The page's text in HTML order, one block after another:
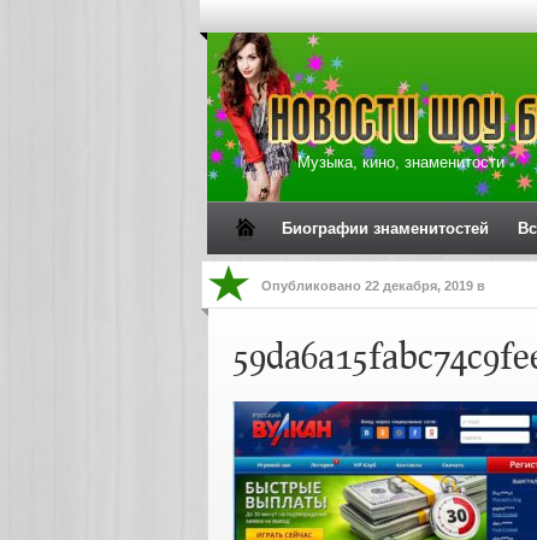
Музыка, кино, знаменитости
Биографии знаменитостей
Опубликовано 22 декабря, 2019 в